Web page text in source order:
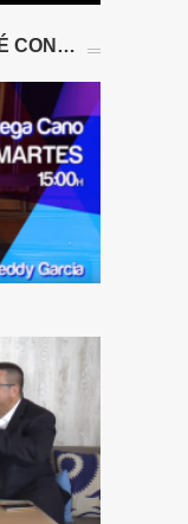
CON…